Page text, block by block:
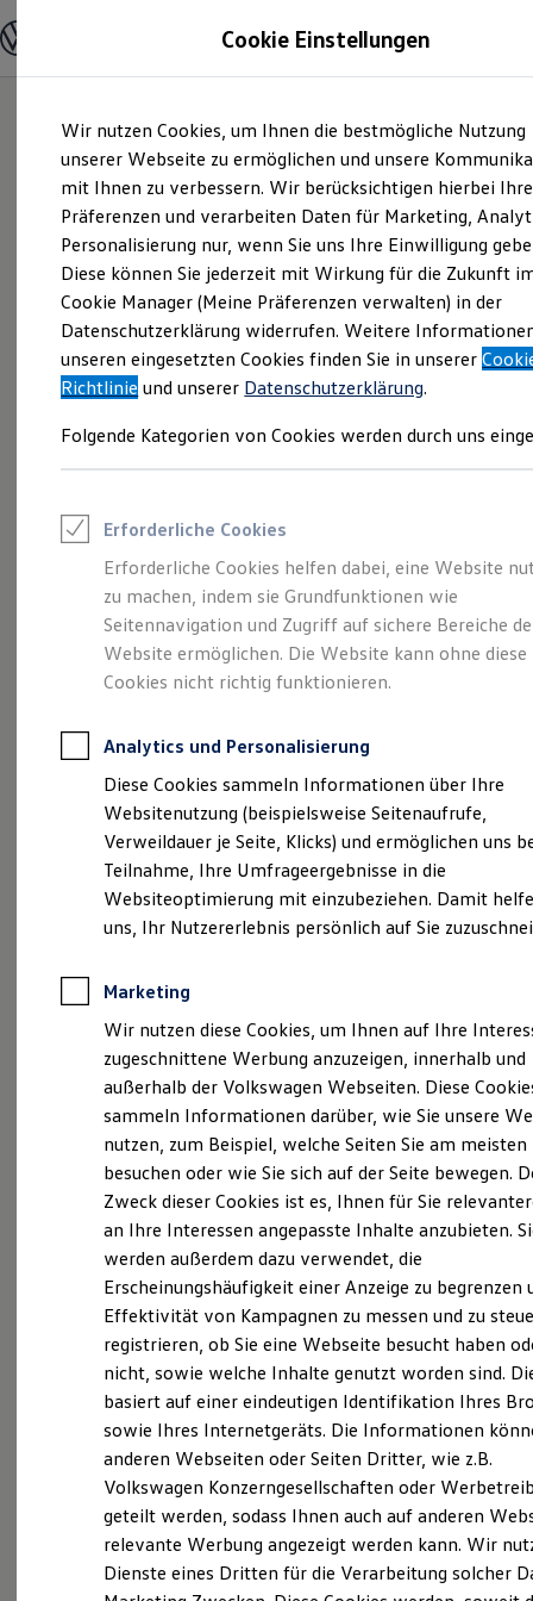
Hauptinhalt
springen
Footer
springen
Modelle und Konfigurator
Modelle vergleichen
Elektroautos
ENERGY Sondermodelle
Nutzfahrzeuge
SUV und CUV
Familienautos
Kombis
Kompaktwagen
Sportwagen
Schnell verfügbare Fahrzeuge
Angebote und Produkte
Aktuelle Angebote
E-Auto-Förderung
Volkswagen Marktplatz
Junge Gebrauchtwagen und Gebrauchtwagen
Saisonangebote
Leasing
Leasing-Angebote
Gebrauchtwagen Leasing
Junge Gebrauchtwagen-Leasing
Elektroauto Leasing
Kleinwagen-Leasing
Leasing ohne Anzahlung
Autokredit mit Schlussrate
Versicherungen und Garantien
Kfz-Versicherung
Restschuldversicherungen
Garantien
Wartungsverträge
Geschäftskunden
Professional Class bei Volkswagen
Großkunden
Behörden
Anpfiff zum Gewinn
Elektroautos
ID. Tutorials
Elektrofahrzeugkonzepte
Reichweite
Reichweite der ID. Modelle
Reichweite im Winter
Laden
Laden unterwegs
Laden Zuhause
Ladezeitensimulator
Batterie
Sicherheit
Garantie und Lebensdauer
Nachhaltigkeit
Technologie
Kosten und Kauf
Verbrauchskosten
Kaufoptionen
E-Auto-Förderung
Software und Konnektivität
Die ID. Software 6
ID. Software Versionen und Updates
Digitale Extras
Schnittstellen zu Ihrem ID.
Mehr Raum für alle(s).
Der Tayron.
Probefahrt vereinbaren
Fahrzeugangebot anfordern
Servicetermin buchen
Serviceanfrage stellen
Cookie Einstellungen
Wir nutzen Cookies, um Ihnen die bestmögliche Nutzung
unserer Webseite zu ermöglichen und unsere
mit Ihnen zu verbessern. Wir berücksichtigen hierbei Ihre
Präferenzen und verarbeiten Daten für Marketing,
Personalisierung nur, wenn Sie uns Ihre Einwilligung
Diese können Sie jederzeit mit Wirkung für die Zukunft
Cookie Manager (Meine Präferenzen verwalten) in der
Datenschutzerklärung widerrufen. Weitere
unseren eingesetzten Cookies finden Sie in unserer
Richtlinie und unserer Datenschutzerklärung.
Folgende Kategorien von Cookies werden durch uns
Erforderliche Cookies
Erforderliche Cookies helfen dabei, eine Website
zu machen, indem sie Grundfunktionen wie
Seitennavigation und Zugriff auf sichere Bereiche
Website ermöglichen. Die Website kann ohne diese
Cookies nicht richtig funktionieren.
Analytics und Personalisierung
Diese Cookies sammeln Informationen über Ihre
Websitenutzung (beispielsweise Seitenaufrufe,
Verweildauer je Seite, Klicks) und ermöglichen uns
Teilnahme, Ihre Umfrageergebnisse in die
Websiteoptimierung mit einzubeziehen. Damit
uns, Ihr Nutzererlebnis persönlich auf Sie
Marketing
Wir nutzen diese Cookies, um Ihnen auf Ihre
zugeschnittene Werbung anzuzeigen, innerhalb und
außerhalb der Volkswagen Webseiten. Diese
sammeln Informationen darüber, wie Sie unsere
nutzen, zum Beispiel, welche Seiten Sie am meisten
besuchen oder wie Sie sich auf der Seite bewegen.
Zweck dieser Cookies ist es, Ihnen für Sie
an Ihre Interessen angepasste Inhalte anzubieten.
werden außerdem dazu verwendet, die
Erscheinungshäufigkeit einer Anzeige zu begrenzen
Effektivität von Kampagnen zu messen und zu
registrieren, ob Sie eine Webseite besucht haben
nicht, sowie welche Inhalte genutzt worden sind.
basiert auf einer eindeutigen Identifikation Ihres
sowie Ihres Internetgeräts. Die Informationen
anderen Webseiten oder Seiten Dritter, wie z.B.
Volkswagen Konzerngesellschaften oder
geteilt werden, sodass Ihnen auch auf anderen
relevante Werbung angezeigt werden kann. Wir
Dienste eines Dritten für die Verarbeitung solcher